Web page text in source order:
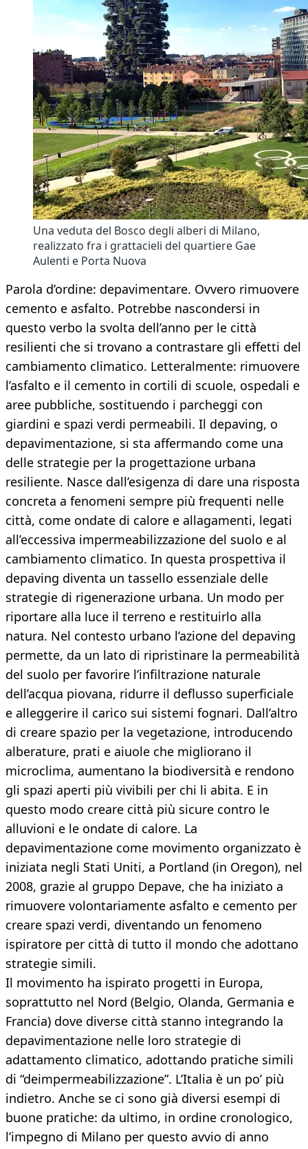
Una veduta del Bosco degli alberi di Milano,
realizzato fra i grattacieli del quartiere Gae
Aulenti e Porta Nuova
Parola d’ordine: depavimentare. Ovvero rimuovere
cemento e asfalto. Potrebbe nascondersi in
questo verbo la svolta dell’anno per le città
resilienti che si trovano a contrastare gli effetti del
cambiamento climatico. Letteralmente: rimuovere
l’asfalto e il cemento in cortili di scuole, ospedali e
aree pubbliche, sostituendo i parcheggi con
giardini e spazi verdi permeabili. Il depaving, o
depavimentazione, si sta affermando come una
delle strategie per la progettazione urbana
resiliente. Nasce dall’esigenza di dare una risposta
concreta a fenomeni sempre più frequenti nelle
città, come ondate di calore e allagamenti, legati
all’eccessiva impermeabilizzazione del suolo e al
cambiamento climatico. In questa prospettiva il
depaving diventa un tassello essenziale delle
strategie di rigenerazione urbana. Un modo per
riportare alla luce il terreno e restituirlo alla
natura. Nel contesto urbano l’azione del depaving
permette, da un lato di ripristinare la permeabilità
del suolo per favorire l’infiltrazione naturale
dell’acqua piovana, ridurre il deflusso superficiale
e alleggerire il carico sui sistemi fognari. Dall’altro
di creare spazio per la vegetazione, introducendo
alberature, prati e aiuole che migliorano il
microclima, aumentano la biodiversità e rendono
gli spazi aperti più vivibili per chi li abita. E in
questo modo creare città più sicure contro le
alluvioni e le ondate di calore. La
depavimentazione come movimento organizzato è
iniziata negli Stati Uniti, a Portland (in Oregon), nel
2008, grazie al gruppo Depave, che ha iniziato a
rimuovere volontariamente asfalto e cemento per
creare spazi verdi, diventando un fenomeno
ispiratore per città di tutto il mondo che adottano
strategie simili.
Il movimento ha ispirato progetti in Europa,
soprattutto nel Nord (Belgio, Olanda, Germania e
Francia) dove diverse città stanno integrando la
depavimentazione nelle loro strategie di
adattamento climatico, adottando pratiche simili
di “deimpermeabilizzazione”. L’Italia è un po’ più
indietro. Anche se ci sono già diversi esempi di
buone pratiche: da ultimo, in ordine cronologico,
l’impegno di Milano per questo avvio di anno